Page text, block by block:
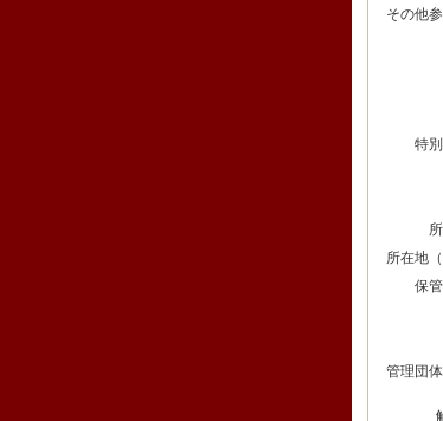
その他
特
所在地
保
管理団